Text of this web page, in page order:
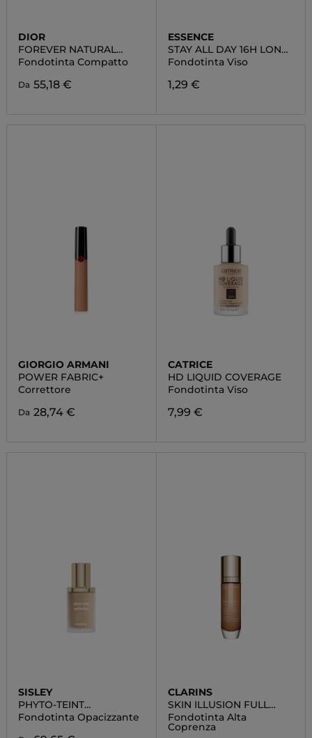
DIOR
FOREVER NATURAL
VELVET
Fondotinta Compatto
Da 55,18 €
ESSENCE
STAY ALL DAY 16H LONG-
LASTING
Fondotinta Viso
1,29 €
GIORGIO ARMANI
POWER FABRIC+
Correttore
Da 28,74 €
CATRICE
HD LIQUID COVERAGE
Fondotinta Viso
7,99 €
SISLEY
PHYTO-TEINT
PERFECTION
Fondotinta Opacizzante
CLARINS
SKIN ILLUSION FULL
COVERAGE
Fondotinta Alta
Coprenza